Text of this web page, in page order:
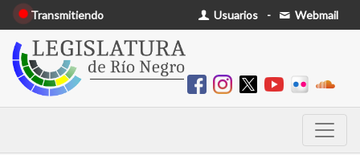
Transmitiendo Usuarios - Webmail